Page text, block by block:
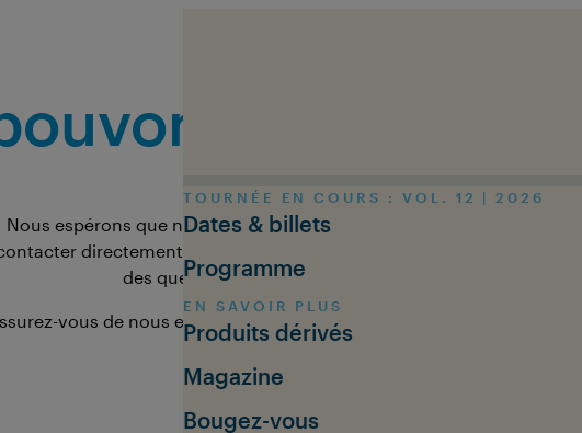
TOURNÉE EN COURS : VOL. 12 | 2026
Dates & billets
Programme
EN SAVOIR PLUS
Produits dérivés
Magazine
Bougez-vous
nous faire
Nous espérons que notreFAQrépondra à la plupart des questions
directement. N'hésitez pas à commenter le programme de
des questions - nous ferons de notre mieux pour vous
vous de nous envoyer vos questions en
.
de votre attention.